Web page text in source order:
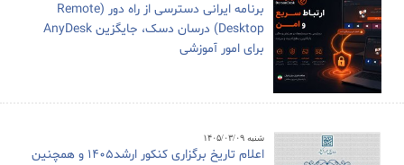
برنامه ایرانی دسترسی از راه دور (Remote
Desktop) درسان دسک، جایگزین AnyDesk
برای امور آموزشی
شنبه ۱۴۰۵/۰۳/۰۹
اعلام تاریخ برگزاری کنکور ارشد1405 و همچنین